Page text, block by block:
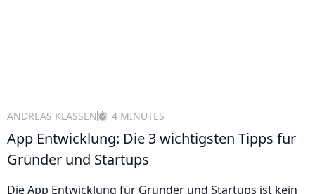
ANDREAS KLASSEN 4 MINUTES
App Entwicklung: Die 3 wichtigsten Tipps für
Gründer und Startups
Die App Entwicklung für Gründer und Startups ist kein